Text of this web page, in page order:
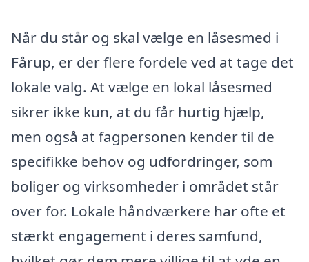
Når du står og skal vælge en låsesmed i
Fårup, er der flere fordele ved at tage det
lokale valg. At vælge en lokal låsesmed
sikrer ikke kun, at du får hurtig hjælp,
men også at fagpersonen kender til de
specifikke behov og udfordringer, som
boliger og virksomheder i området står
over for. Lokale håndværkere har ofte et
stærkt engagement i deres samfund,